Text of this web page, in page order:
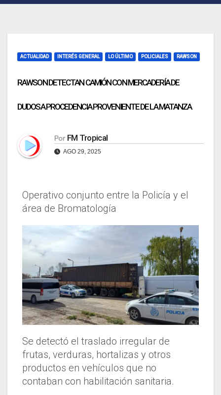
ACTUALIDAD INTERÉS GENERAL LO ÚLTIMO POLICIALES RAWSON
RAWSON DETECTAN CAMIÓN CON MERCADERÍA DE
DUDOSA PROCEDENCIA PROVENIENTE DE LA MATANZA
Por FM Tropical
AGO 29, 2025
Operativo conjunto entre la Policía y el
área de Bromatología
Se detectó el traslado irregular de
frutas, verduras, hortalizas y otros
productos en vehículos que no
contaban con habilitación sanitaria.